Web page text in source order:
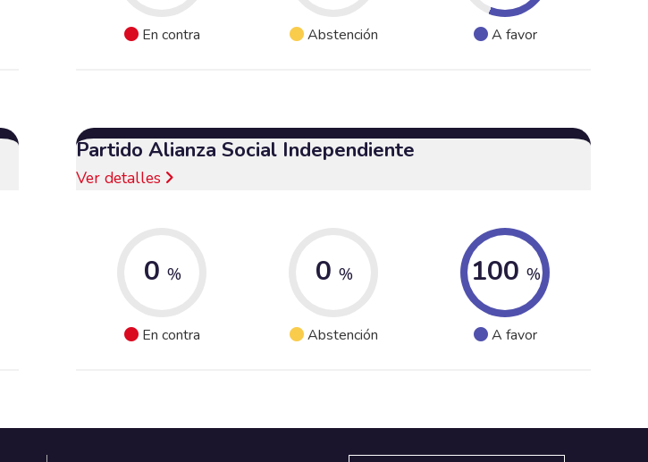
En contra Abstención A favor
Partido Alianza Social Independiente
Ver detalles
0 %
En contra
0 %
Abstención
100 %
A favor